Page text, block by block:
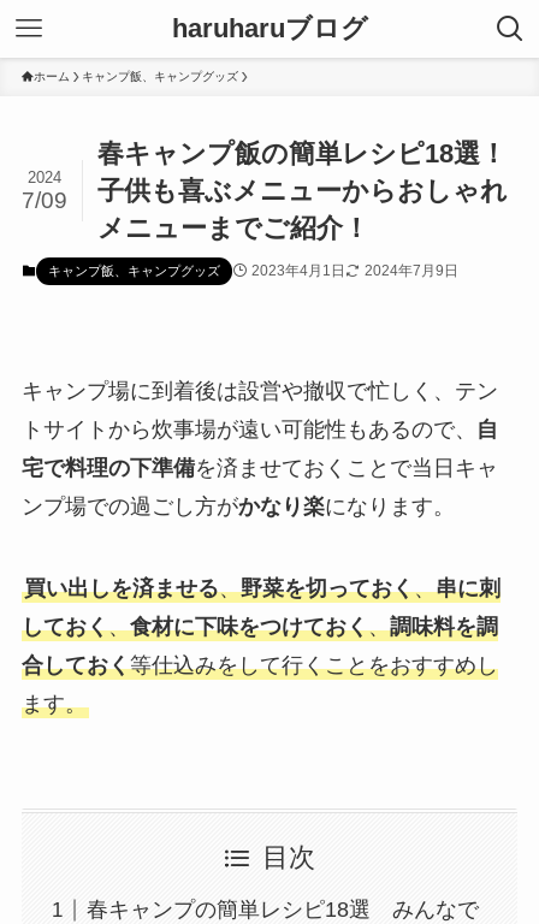
haruharuブログ
ホーム キャンプ飯、キャンプグッズ
春キャンプ飯の簡単レシピ18選！
子供も喜ぶメニューからおしゃれ
メニューまでご紹介！
2024
7/09
キャンプ飯、キャンプグッズ 2023年4月1日 2024年7月9日
キャンプ場に到着後は設営や撤収で忙しく、テン
トサイトから炊事場が遠い可能性もあるので、
自
宅で料理の下準備を済ませておくことで当日キャ
ンプ場での過ごし方がかなり楽になります。
買い出しを済ませる、野菜を切っておく、串に刺
しておく、食材に下味をつけておく、調味料を調
合しておく等仕込みをして行くことをおすすめし
ます。
目次
春キャンプの簡単レシピ18選 みんなで